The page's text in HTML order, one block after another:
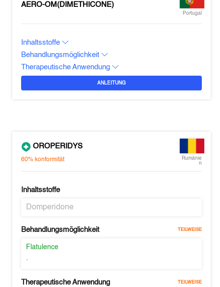
AERO-OM(DIMETHICONE)
Portugal
Inhaltsstoffe
Behandlungsmöglichkeit
Therapeutische Anwendung
ANLEITUNG
OROPERIDYS
60% konformität
Rumänie
n
Inhaltsstoffe
Domperidone
Behandlungsmöglichkeit TEILWEISE
Flatulence
-
Therapeutische Anwendung TEILWEISE